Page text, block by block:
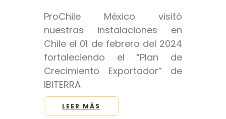
ProChile México visitó
nuestras instalaciones en
Chile el 01 de febrero del 2024
fortaleciendo el “Plan de
Crecimiento Exportador” de
IBITERRA
LEER MÁS